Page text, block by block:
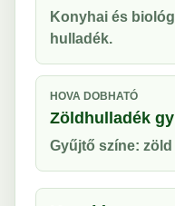
Konyhai és
hulladék.
HOVA DOBHATÓ
Zöldhulladék
Gyűjtő színe: zöld